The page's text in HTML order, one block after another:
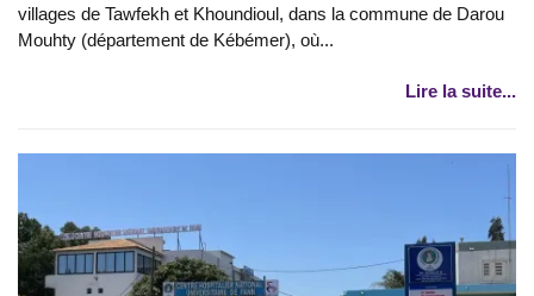
villages de Tawfekh et Khoundioul, dans la commune de Darou
Mouhty (département de Kébémer), où...
Lire la suite...